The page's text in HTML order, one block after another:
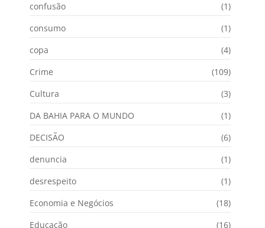
confusão
(1)
consumo
(1)
copa
(4)
Crime
(109)
Cultura
(3)
DA BAHIA PARA O MUNDO
(1)
DECISÃO
(6)
denuncia
(1)
desrespeito
(1)
Economia e Negócios
(18)
Educação
(16)